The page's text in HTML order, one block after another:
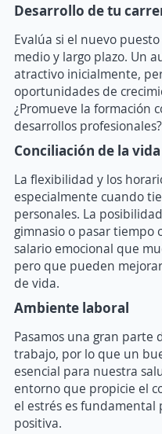
Desarrollo de tu
Evalúa si el nuevo
medio y largo plazo. Un
atractivo inicialmente,
oportunidades de
¿Promueve la formación
desarrollos profesionales?
Conciliación de la
La flexibilidad y los
especialmente cuando
personales. La
gimnasio o pasar tiempo
salario emocional que
pero que pueden
de vida.
Ambiente laboral
Pasamos una gran parte
trabajo, por lo que un
esencial para nuestra
entorno que propicie el
el estrés es
positiva.